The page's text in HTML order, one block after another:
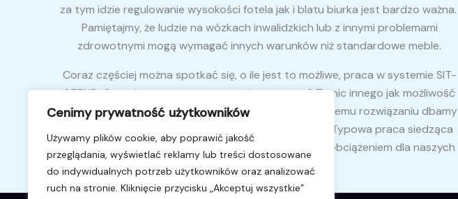
Cenimy prywatność użytkowników
Używamy plików cookie, aby poprawić jakość
przeglądania, wyświetlać reklamy lub treści dostosowane
do indywidualnych potrzeb użytkowników oraz analizować
ruch na stronie. Kliknięcie przycisku „Akceptuj wszystkie”
za tym idzie regulowanie wysokości fotela jak i blatu biurka jest bardzo ważna.
Pamiętajmy, że ludzie na wózkach inwalidzkich lub z innymi problemami
zdrowotnymi mogą wymagać innych warunków niż standardowe meble.
Coraz częściej można spotkać się, o ile jest to możliwe, praca w systemie SIT-
STEND. Czym jest owy system pewnie zapytasz? To nic innego jak możliwość
pracy na siedząco w fotelu jak i na stojąco. Dzięki takiemu rozwiązaniu dbamy
o zdrowie nie tylko pracownika, ale również o swoje. Typowa praca siedząca
przez 8 godzin dziennie z przerwą na śniadanie, jest obciążeniem dla naszych
nóg i kręgosłupa.